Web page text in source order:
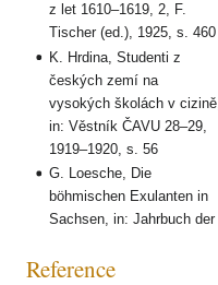
z let 1610–1619, 2, F.
Tischer (ed.), 1925, s. 460
K. Hrdina, Studenti z
českých zemí na
vysokých školách v cizině,
in: Věstník ČAVU 28–29,
1919–1920, s. 56
G. Loesche, Die
böhmischen Exulanten in
Sachsen, in: Jahrbuch der
Reference